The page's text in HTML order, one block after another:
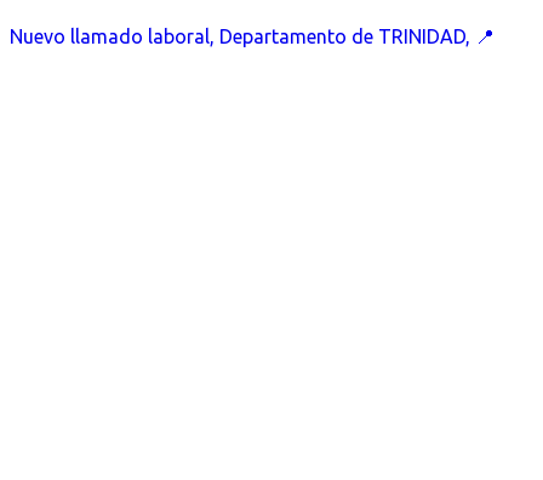
Nuevo llamado laboral, Departamento de TRINIDAD, 📍